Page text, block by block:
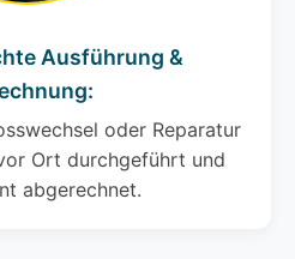
Ausführung &
oder Reparatur
Ort durchgeführt und
abgerechnet.